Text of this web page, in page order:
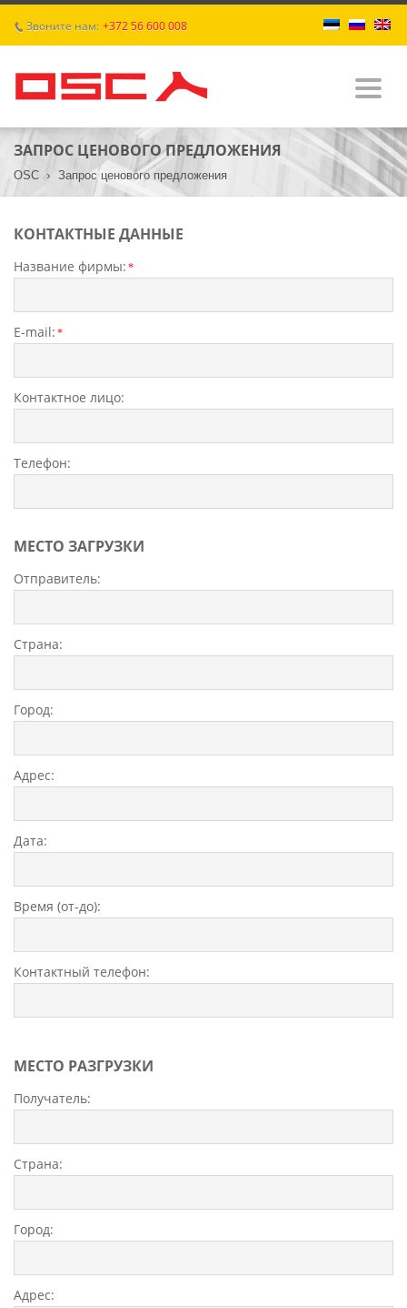
p Звоните нам: +372 56 600 008
ГЛАВНАЯ
О ПРЕДПРИЯТИИ
КОНТАКТЫ
ДОКУМЕНТАЦИЯ
ВАКАНСИИ
ЗАПРОС ЦЕНОВОГО ПРЕДЛОЖЕНИЯ
OSC › Запрос ценового предложения
КОНТАКТНЫЕ ДАННЫЕ
Название фирмы: *
E-mail: *
Контактное лицо:
Телефон:
МЕСТО ЗАГРУЗКИ
Отправитель:
Страна:
Город:
Адрес:
Дата:
Время (от-до):
Контактный телефон:
МЕСТО РАЗГРУЗКИ
Получатель:
Страна:
Город:
Адрес: